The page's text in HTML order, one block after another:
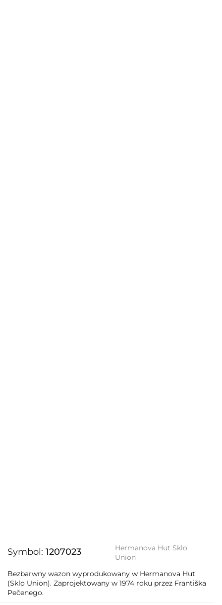
Symbol: 1207023
Hermanova Hut Sklo
Union
Bezbarwny wazon wyprodukowany w Hermanova Hut
(Sklo Union). Zaprojektowany w 1974 roku przez Františka
Pečenego.